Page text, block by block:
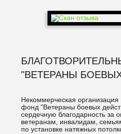
"ВЕТЕРАНЫ
Некоммерческая организация
фонд "Ветераны боевых
сердечную благодарность за
ветеранам, инвалидам,
по установке натяжных